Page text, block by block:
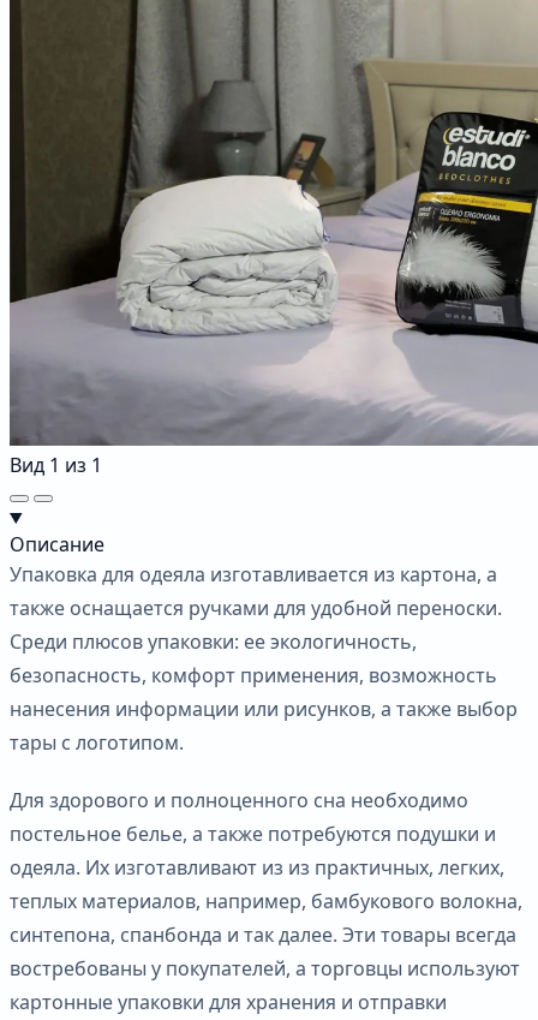
Вид 1 из 1
Описание
Упаковка для одеяла изготавливается из картона, а
также оснащается ручками для удобной переноски.
Среди плюсов упаковки: ее экологичность,
безопасность, комфорт применения, возможность
нанесения информации или рисунков, а также выбор
тары с логотипом.
Для здорового и полноценного сна необходимо
постельное белье, а также потребуются подушки и
одеяла. Их изготавливают из из практичных, легких,
теплых материалов, например, бамбукового волокна,
синтепона, спанбонда и так далее. Эти товары всегда
востребованы у покупателей, а торговцы используют
картонные упаковки для хранения и отправки